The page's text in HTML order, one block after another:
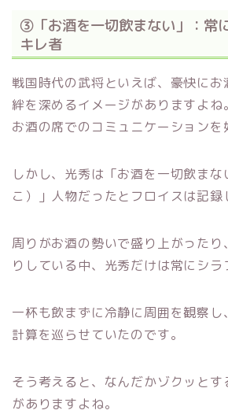
③「お酒を一切飲まない」：常
キレ者
戦国時代の武将といえば、豪快にお
絆を深めるイメージがありますよね
お酒の席でのコミュニケーションを
しかし、光秀は「お酒を一切飲ま
こ）」人物だったとフロイスは記録
周りがお酒の勢いで盛り上がったり
りしている中、光秀だけは常にシラ
一杯も飲まずに冷静に周囲を観察し
計算を巡らせていたのです。
そう考えると、なんだかゾクッとす
がありますよね。